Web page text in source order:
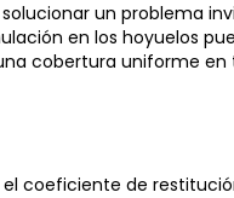
un problema
en los hoyuelos
cobertura uniforme
coeficiente de